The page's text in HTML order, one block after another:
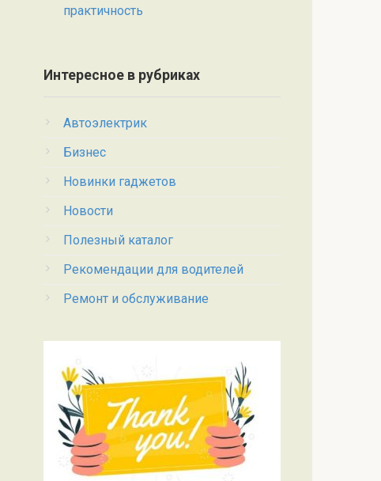
практичность
Интересное в рубриках
Автоэлектрик
Бизнес
Новинки гаджетов
Новости
Полезный каталог
Рекомендации для водителей
Ремонт и обслуживание